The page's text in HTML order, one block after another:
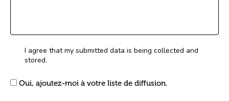
I agree that my submitted data is being collected and
stored.
Oui, ajoutez-moi à votre liste de diffusion.